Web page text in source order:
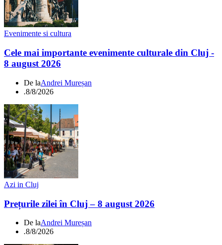
Evenimente si cultura
Cele mai importante evenimente culturale din Cluj -
8 august 2026
De laAndrei Mureșan
.8/8/2026
Azi in Cluj
Prețurile zilei în Cluj – 8 august 2026
De laAndrei Mureșan
.8/8/2026